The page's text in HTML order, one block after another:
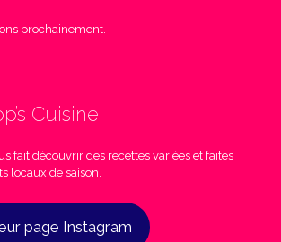
prochainement.
Cuisine
fait découvrir des recettes variées et faites
locaux de saison.
page Instagram